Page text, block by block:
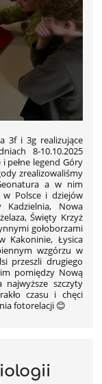
3f i 3g realizujące
8-10.10.2025
pełne legend Góry
zrealizowaliśmy
a w nim
Polsce i dziejów
Kadzielnia, Nowa
Święty Krzyż
gołoborzami
Kakoninie, Łysica
wzgórzu w
przeszli drugiego
pomiędzy Nową
najwyższe szczyty
czasu i chęci
fotorelacji 😊